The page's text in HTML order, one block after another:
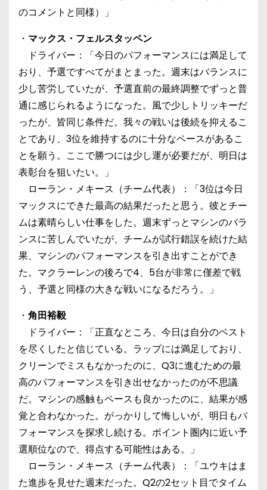
のコメントと同様）」
・ マックス・フェルスタッペン
ドライバー：「今日のパフォーマンスには満足して
おり、予選ですべてがまとまった。週末はバランスに
少し苦労していたが、予選直前の最終調整でずっと普
通に感じられるようになった。風で少しトリッキーだ
ったが、皆同じ条件だ。我々の戦いは後続を抑えるこ
とであり、3位を維持するのに十分なペースがあるこ
とを願う。ここで勝つには少し運が必要だが、明日は
表彰台を狙いたい。」
ローラン・メキース（チーム代表）：「3位は今日
マックスにできた最高の結果だったと思う。彼とチー
ムは素晴らしい仕事をした。週末ずっとマシンのバラ
ンスに苦しんでいたが、チームが試行錯誤を続けた結
果、マシンのパフォーマンスを引き出すことができ
た。マクラーレンの後ろで4、5台が非常に僅差で戦
う、予選と同様の大きな戦いになるだろう。」
・ 角田裕毅
ドライバー：「正直なところ、今日は自分のベスト
を尽くしたと信じている。ラップには満足しており、
クリーンでミスもなかったのに、Q3に進むための最
高のパフォーマンスを引き出せなかったのが不思議
だ。マシンの感触もペースも良かったのに、結果が感
覚と合わなかった。がっかりして悔しいが、明日もパ
フォーマンスを探求し続ける。ポイント圏内に近い予
選順位なので、得点する可能性はある。」
ローラン・メキース（チーム代表）：「ユウキはま
た進歩を見せた週末だった。Q2の2セット目でタイム